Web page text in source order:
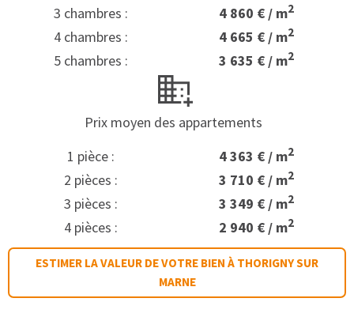
3 chambres :
4 860 € / m2
4 chambres : 4 665 € / m2
5 chambres : 3 635 € / m2
Prix moyen des appartements
1 pièce :
4 363 € / m2
2 pièces : 3 710 € / m2
3 pièces : 3 349 € / m2
4 pièces : 2 940 € / m2
ESTIMER LA VALEUR DE VOTRE BIEN À THORIGNY SUR
MARNE